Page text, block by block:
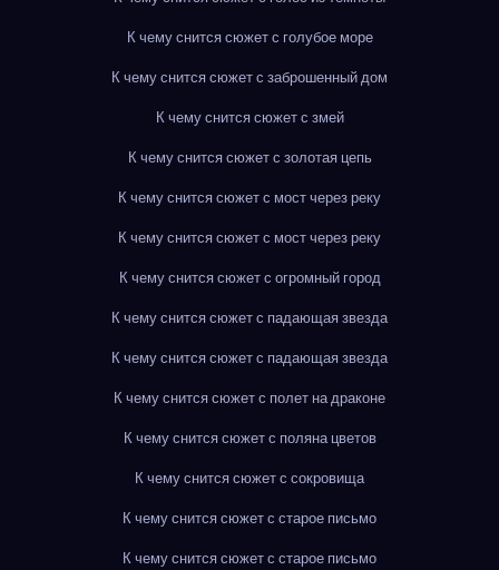
К чему снится сюжет с голубое море
К чему снится сюжет с заброшенный дом
К чему снится сюжет с змей
К чему снится сюжет с золотая цепь
К чему снится сюжет с мост через реку
К чему снится сюжет с мост через реку
К чему снится сюжет с огромный город
К чему снится сюжет с падающая звезда
К чему снится сюжет с падающая звезда
К чему снится сюжет с полет на драконе
К чему снится сюжет с поляна цветов
К чему снится сюжет с сокровища
К чему снится сюжет с старое письмо
К чему снится сюжет с старое письмо